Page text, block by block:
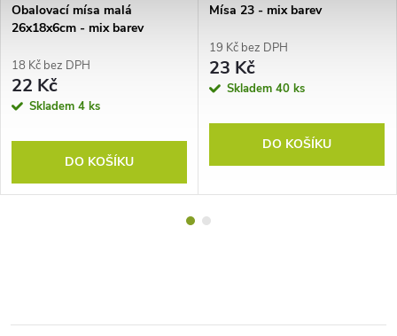
Obalovací mísa malá
26x18x6cm - mix barev
18 Kč bez DPH
22 Kč
Skladem 4 ks
DO KOŠÍKU
Mísa 23 - mix barev
19 Kč bez DPH
23 Kč
Skladem 40 ks
DO KOŠÍKU